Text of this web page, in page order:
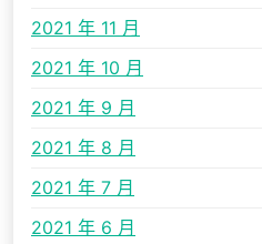
2021 年 11 月
2021 年 10 月
2021 年 9 月
2021 年 8 月
2021 年 7 月
2021 年 6 月